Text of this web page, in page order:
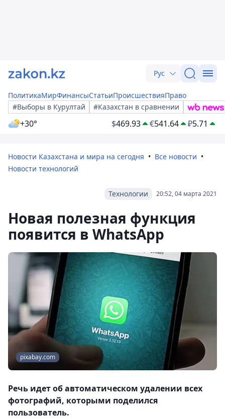
Рус
ПолитикаМирФинансыСтатьиПроисшествияПраво
#Выборы в Курултай
#Казахстан в сравнении
+30° $469.93 €541.64 ₽5.71
Новости Казахстана и мира на сегодня
Все новости
Новости технологий
20:52, 04 марта 2021
Технологии
Новая полезная функция
появится в WhatsApp
pixabay.com
Речь идет об автоматическом удалении всех
фотографий, которыми поделился
пользователь.